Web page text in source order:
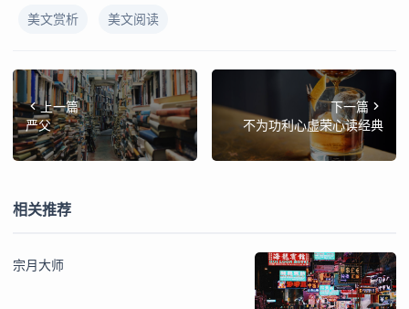
美文赏析 美文阅读
上一篇
严父
下一篇
不为功利心虚荣心读经典
相关推荐
宗月大师